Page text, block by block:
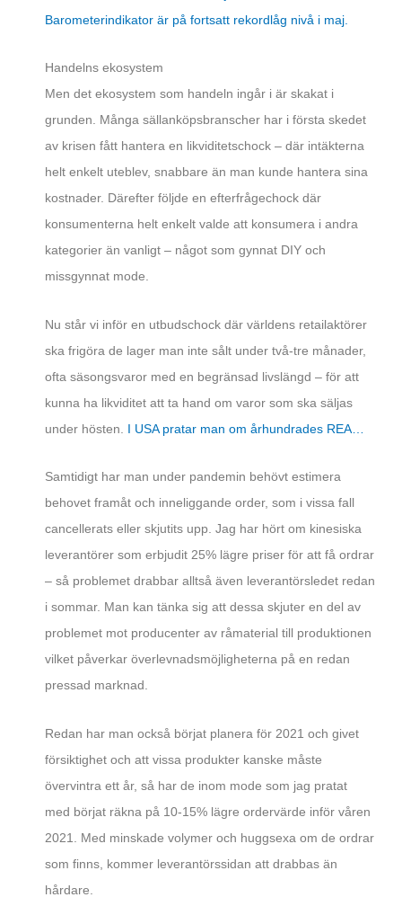
Barometerindikator är på fortsatt rekordlåg nivå i maj.
Handelns ekosystem
Men det ekosystem som handeln ingår i är skakat i
grunden. Många sällanköpsbranscher har i första skedet
av krisen fått hantera en likviditetschock – där intäkterna
helt enkelt uteblev, snabbare än man kunde hantera sina
kostnader. Därefter följde en efterfrågechock där
konsumenterna helt enkelt valde att konsumera i andra
kategorier än vanligt – något som gynnat DIY och
missgynnat mode.
Nu står vi inför en utbudschock där världens retailaktörer
ska frigöra de lager man inte sålt under två-tre månader,
ofta säsongsvaror med en begränsad livslängd – för att
kunna ha likviditet att ta hand om varor som ska säljas
under hösten. I USA pratar man om århundrades REA…
Samtidigt har man under pandemin behövt estimera
behovet framåt och inneliggande order, som i vissa fall
cancellerats eller skjutits upp. Jag har hört om kinesiska
leverantörer som erbjudit 25% lägre priser för att få ordrar
– så problemet drabbar alltså även leverantörsledet redan
i sommar. Man kan tänka sig att dessa skjuter en del av
problemet mot producenter av råmaterial till produktionen
vilket påverkar överlevnadsmöjligheterna på en redan
pressad marknad.
Redan har man också börjat planera för 2021 och givet
försiktighet och att vissa produkter kanske måste
övervintra ett år, så har de inom mode som jag pratat
med börjat räkna på 10-15% lägre ordervärde inför våren
2021. Med minskade volymer och huggsexa om de ordrar
som finns, kommer leverantörssidan att drabbas än
hårdare.